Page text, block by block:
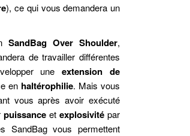
), ce qui vous demandera un
SandBag Over Shoulder,
de travailler différentes
uneextension de
en haltérophilie. Mais vous
vous après avoir exécuté
puissance et explosivitépar
SandBag vous permettent